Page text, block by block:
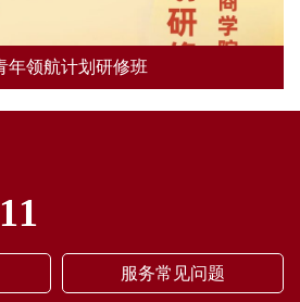
年领航计划研修班
服务常见问题